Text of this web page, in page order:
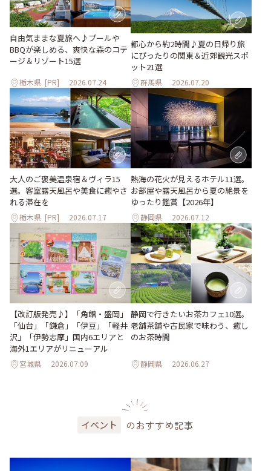
自由気ままな夏旅へ♪プールや
BBQが楽しめる、爽快な森のコテ
ージ＆リゾート15選
栃木県 [PR] 2026.07.24
都心から約2時間♪夏の日帰り旅
にぴったりの関東＆近郊観光スポ
ット21選
群馬県 2026.07.20
大人のご褒美温泉宿＆ヴィラ15
選。客室露天風呂や美食に癒やさ
れる滞在を
栃木県 [PR] 2026.07.17
熱海の花火が見えるホテル11選。
お部屋や露天風呂から夏の絶景を
ゆったり鑑賞【2026年】
静岡県 2026.07.12
【改訂版発売♪】「角館・盛岡」
「仙台」「鎌倉」「伊豆」「軽井
沢」「伊勢志摩」国内6エリアと
海外1エリアがリニューアル
宮城県 2026.07.09
静岡で行きたいお茶カフェ10選。
老舗茶舗や古民家で味わう、癒し
のお茶時間
静岡県 2026.06.27
イベント のおすすめ記事